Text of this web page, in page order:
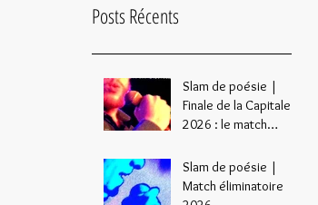
Posts Récents
Slam de poésie |
Finale de la Capitale
2026 : le match
Slam de poésie |
Match éliminatoire